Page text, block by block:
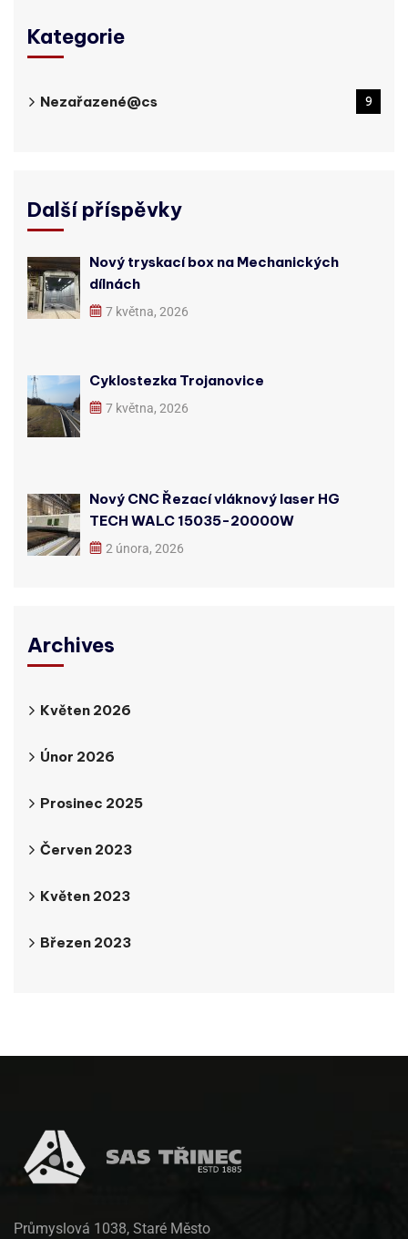
Kategorie
Nezařazené@cs 9
Další příspěvky
Nový tryskací box na Mechanických
dílnách
7 května, 2026
Cyklostezka Trojanovice
7 května, 2026
Nový CNC Řezací vláknový laser HG
TECH WALC 15035-20000W
2 února, 2026
Archives
Květen 2026
Únor 2026
Prosinec 2025
Červen 2023
Květen 2023
Březen 2023
Průmyslová 1038, Staré Město